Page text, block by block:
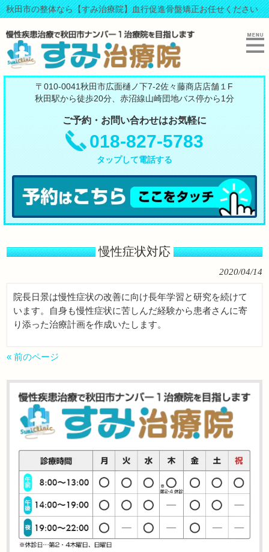
秋田市の整体なら【すみ治療院】血行促進骨盤矯正お任せください
〒010-0041秋田市広面樋ノ下7-2佐々藤商店店舗１F
秋田駅から徒歩20分、赤沼線山崎団地バス停から1分
ご予約・お問い合わせはお気軽に
018-827-5783
タップして電話する
慢性症状対応
2020/04/14
院長日景は慢性症状の改善に向け長年学習と研究を続けて
います。自身も慢性症状に苦しんだ経験から患者さんに寄
り添った治療計画を作成いたします。
« 前のページ